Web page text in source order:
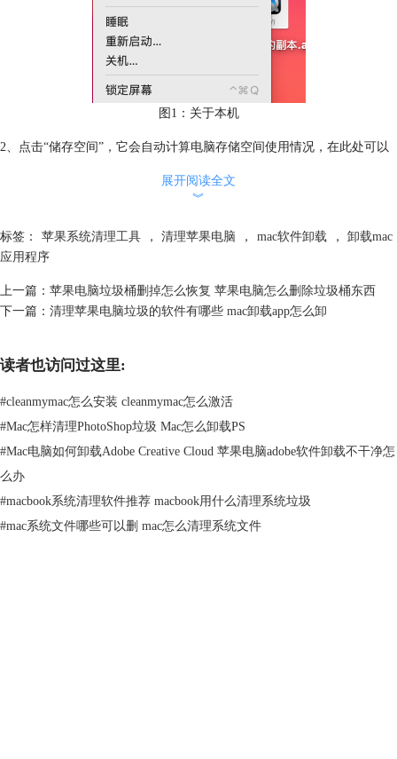
图1：关于本机
2、点击“储存空间”，它会自动计算电脑存储空间使用情况，在此处可以
图2：存储空间
行优化存储空间、设置自动清倒废纸篓等。
展开阅读全文
︾
标签： 苹果系统清理工具 ， 清理苹果电脑 ， mac软件卸载 ，
卸载mac
应用程序
上一篇： 苹果电脑垃圾桶删掉怎么恢复 苹果电脑怎么删除垃圾桶东西
下一篇： 清理苹果电脑垃圾的软件有哪些 mac卸载app怎么卸
读者也访问过这里:
#cleanmymac怎么安装 cleanmymac怎么激活
#Mac怎样清理PhotoShop垃圾 Mac怎么卸载PS
#Mac电脑如何卸载Adobe Creative Cloud 苹果电脑adobe软件卸载不干净怎
么办
#macbook系统清理软件推荐 macbook用什么清理系统垃圾
#mac系统文件哪些可以删 mac怎么清理系统文件